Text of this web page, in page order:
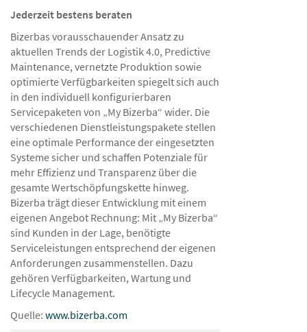
Jederzeit bestens beraten
Bizerbas vorausschauender Ansatz zu
aktuellen Trends der Logistik 4.0, Predictive
Maintenance, vernetzte Produktion sowie
optimierte Verfügbarkeiten spiegelt sich auch
in den individuell konfigurierbaren
Servicepaketen von „My Bizerba“ wider. Die
verschiedenen Dienstleistungspakete stellen
eine optimale Performance der eingesetzten
Systeme sicher und schaffen Potenziale für
mehr Effizienz und Transparenz über die
gesamte Wertschöpfungskette hinweg.
Bizerba trägt dieser Entwicklung mit einem
eigenen Angebot Rechnung: Mit „My Bizerba“
sind Kunden in der Lage, benötigte
Serviceleistungen entsprechend der eigenen
Anforderungen zusammenstellen. Dazu
gehören Verfügbarkeiten, Wartung und
Lifecycle Management.
Quelle: www.bizerba.com